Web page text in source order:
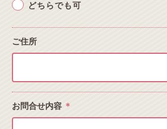
どちらでも可
ご住所
お問合せ内容 ＊